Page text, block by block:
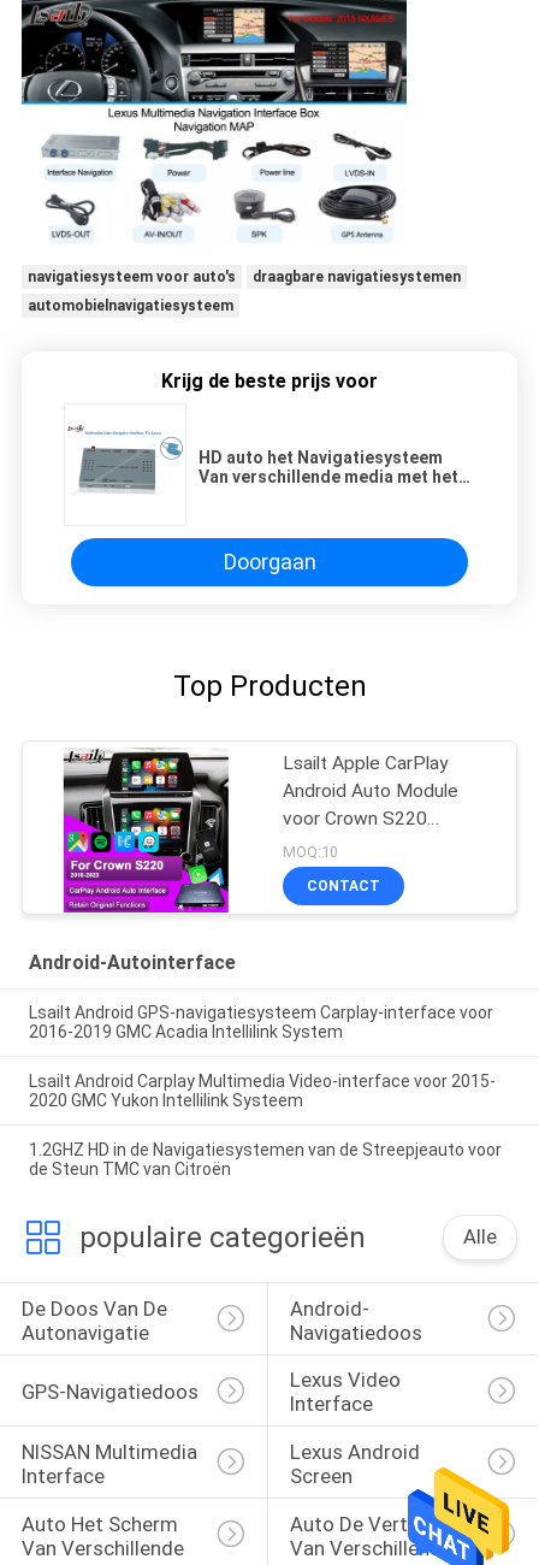
navigatiesysteem voor auto's
draagbare navigatiesystemen
automobielnavigatiesysteem
Krijg de beste prijs voor
HD auto het Navigatiesysteem
Van verschillende media met het
Doorgaan
Top Producten
Lsailt Apple CarPlay
Android Auto Module
voor Crown S220
GSW224 2018-2022
Integratie Mobiele
telefoon spiegelbeelding,
MOQ:10
CONTACT
Android-Autointerface
Lsailt Android GPS-navigatiesysteem Carplay-interface voor
2016-2019 GMC Acadia Intellilink System
Lsailt Android Carplay Multimedia Video-interface voor 2015-
2020 GMC Yukon Intellilink Systeem
1.2GHZ HD in de Navigatiesystemen van de Streepjeauto voor
de Steun TMC van Citroën
populaire categorieën Alle
De Doos Van De
Autonavigatie
Android-
Navigatiedoos
GPS-Navigatiedoos
Lexus Video
Interface
NISSAN Multimedia
Interface
Lexus Android
Screen
Auto Het Scherm
Van Verschillende
Auto De Vertoning
Van Verschillende